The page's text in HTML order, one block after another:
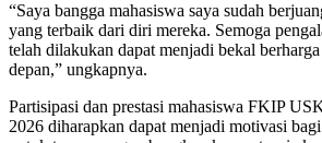
“Saya bangga mahasiswa saya sudah
yang terbaik dari diri mereka. Semoga
telah dilakukan dapat menjadi bekal
depan,” ungkapnya.
Partisipasi dan prestasi mahasiswa FKIP
2026 diharapkan dapat menjadi motivasi